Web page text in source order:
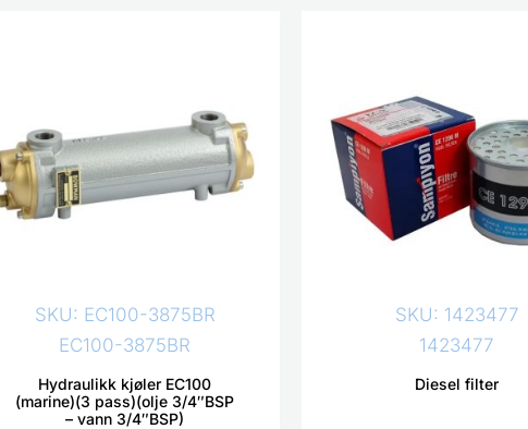
Kontakt oss
SKU: EC100-3875BR
EC100-3875BR
Hydraulikk kjøler EC100
(marine)(3 pass)(olje 3/4″BSP
– vann 3/4″BSP)
SKU: 1423477
1423477
Diesel filter